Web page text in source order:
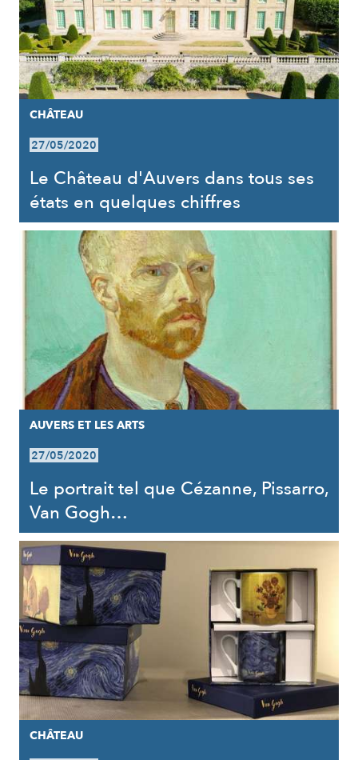
CHÂTEAU
27/05/2020
Le Château d'Auvers dans tous ses
états en quelques chiffres
AUVERS ET LES ARTS
27/05/2020
Le portrait tel que Cézanne, Pissarro,
Van Gogh…
CHÂTEAU